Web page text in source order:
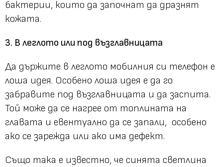
бактерии, които да започнат да дразнят
кожата.
3. В леглото или под възглавницата
Да държите в леглото мобилния си телефон е
лоша идея. Особено лоша идея е да го
забравите под възглавницата и да заспита.
Той може да се нагрее от топлината на
главата и евентуално да се запали, особено
ако се зарежда или ако има дефект.
Също така е известно, че синята светлина